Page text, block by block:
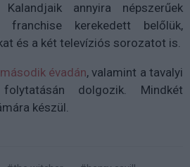
annyira népszerűek
kerekedett belőlük,
és a két televíziós sorozatot is.
évadán, valamint a tavalyi
dolgozik. Mindkét
készül.